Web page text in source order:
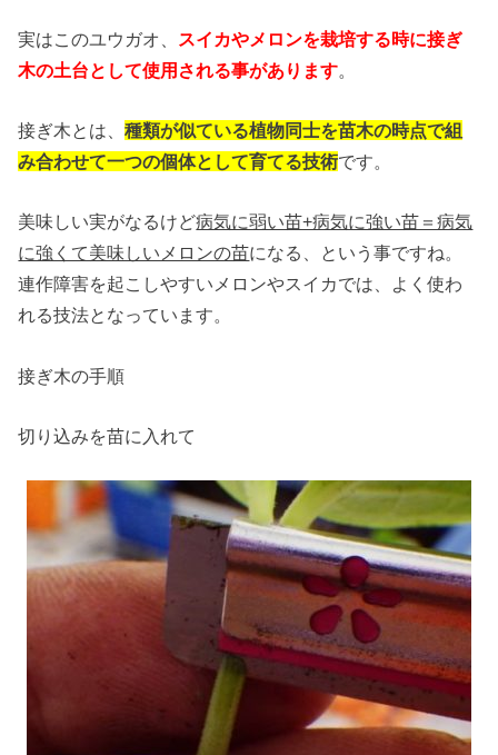
実はこのユウガオ、 スイカやメロンを栽培する時に接ぎ
木の土台として使用される事があります
接ぎ木とは、種類が似ている植物同士を苗木の時点で組
み合わせて一つの個体として育てる技術です。
美味しい実がなるけど病気に弱い苗+病気に強い苗＝病気
に強くて美味しいメロンの苗になる、という事ですね。
連作障害を起こしやすいメロンやスイカでは、よく使わ
れる技法となっています。
接ぎ木の手順
切り込みを苗に入れて